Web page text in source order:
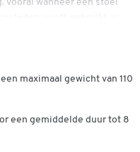
Vooral wanneer een stoel
lichaamsgewicht kan
rugleuning. De belasting
lendensteun en ontlast
geeft de
maximaal gewicht van 110
een gemiddelde duur tot 8